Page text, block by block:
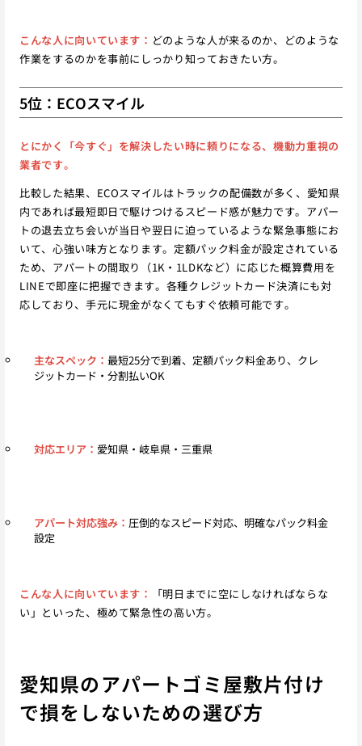
こんな人に向いています： どのような人が来るのか、どのような
作業をするのかを事前にしっかり知っておきたい方。
5位：ECOスマイル
とにかく「今すぐ」を解決したい時に頼りになる、機動力重視の
業者です。
比較した結果、ECOスマイルはトラックの配備数が多く、愛知県
内であれば最短即日で駆けつけるスピード感が魅力です。アパー
トの退去立ち会いが当日や翌日に迫っているような緊急事態にお
いて、心強い味方となります。定額パック料金が設定されている
ため、アパートの間取り（1K・1LDKなど）に応じた概算費用を
LINEで即座に把握できます。各種クレジットカード決済にも対
応しており、手元に現金がなくてもすぐ依頼可能です。
主なスペック： 最短25分で到着、定額パック料金あり、クレ
ジットカード・分割払いOK
対応エリア： 愛知県・岐阜県・三重県
アパート対応強み： 圧倒的なスピード対応、明確なパック料金
設定
こんな人に向いています：
「明日までに空にしなければならな
い」といった、極めて緊急性の高い方。
愛知県のアパートゴミ屋敷片付け
で損をしないための選び方